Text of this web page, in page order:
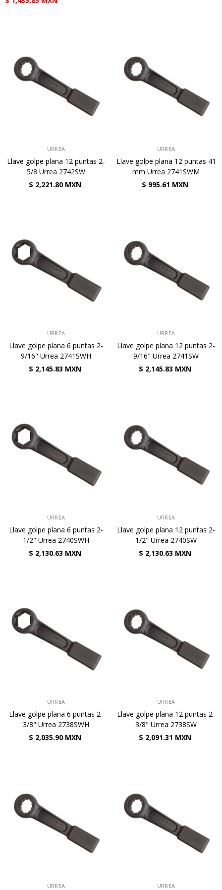
URREA
Llave golpe plana 12 puntas 2-
5/8 Urrea 2742SW
$ 2,221.80 MXN
URREA
Llave golpe plana 12 puntas 41
mm Urrea 2741SWM
$ 995.61 MXN
URREA
Llave golpe plana 6 puntas 2-
9/16" Urrea 2741SWH
$ 2,145.83 MXN
URREA
Llave golpe plana 12 puntas 2-
9/16" Urrea 2741SW
$ 2,145.83 MXN
URREA
Llave golpe plana 6 puntas 2-
1/2" Urrea 2740SWH
$ 2,130.63 MXN
URREA
Llave golpe plana 12 puntas 2-
1/2" Urrea 2740SW
$ 2,130.63 MXN
URREA
Llave golpe plana 6 puntas 2-
3/8" Urrea 2738SWH
$ 2,035.90 MXN
URREA
Llave golpe plana 12 puntas 2-
3/8" Urrea 2738SW
$ 2,091.31 MXN
URREA URREA